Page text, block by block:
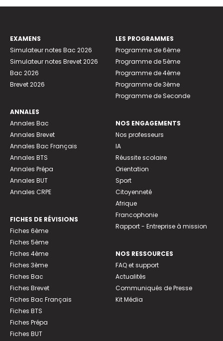
EXAMENS
Simulateur notes Bac 2026
Simulateur notes Brevet 2026
Bac 2026
Brevet 2026
ANNALES
Annales Bac
Annales Brevet
Annales Bac Français
Annales BTS
Annales Prépa
Annales BUT
Annales CRPE
FICHES DE RÉVISIONS
Fiches 6ème
Fiches 5ème
Fiches 4ème
Fiches 3ème
Fiches Bac
Fiches Brevet
Fiches Bac Français
Fiches BTS
Fiches Prépa
Fiches BUT
LES PROGRAMMES
Programme de 6ème
Programme de 5ème
Programme de 4ème
Programme de 3ème
Programme de Seconde
NOS ENGAGEMENTS
Nos professeurs
IA
Réussite scolaire
Orientation
Sport
Citoyenneté
Afrique
Francophonie
Rapport - Entreprise à mission
NOS RESSOURCES
FAQ et support
Actualités
Communiqués de Presse
Kit Média